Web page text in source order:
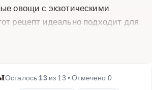
овощи с экзотическими
рецепт идеально подходит для
вкусовыми
и картофель, которые
Осталось 13из 13 • Отмечено 0